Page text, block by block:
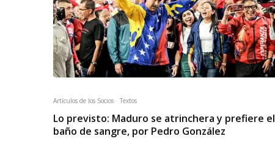
Artículos de los Socios Textos
Lo previsto: Maduro se atrinchera y prefiere el
baño de sangre, por Pedro González